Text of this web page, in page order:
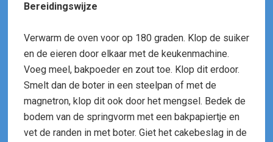
Bereidingswijze
Verwarm de oven voor op 180 graden. Klop de suiker
en de eieren door elkaar met de keukenmachine.
Voeg meel, bakpoeder en zout toe. Klop dit erdoor.
Smelt dan de boter in een steelpan of met de
magnetron, klop dit ook door het mengsel. Bedek de
bodem van de springvorm met een bakpapiertje en
vet de randen in met boter. Giet het cakebeslag in de